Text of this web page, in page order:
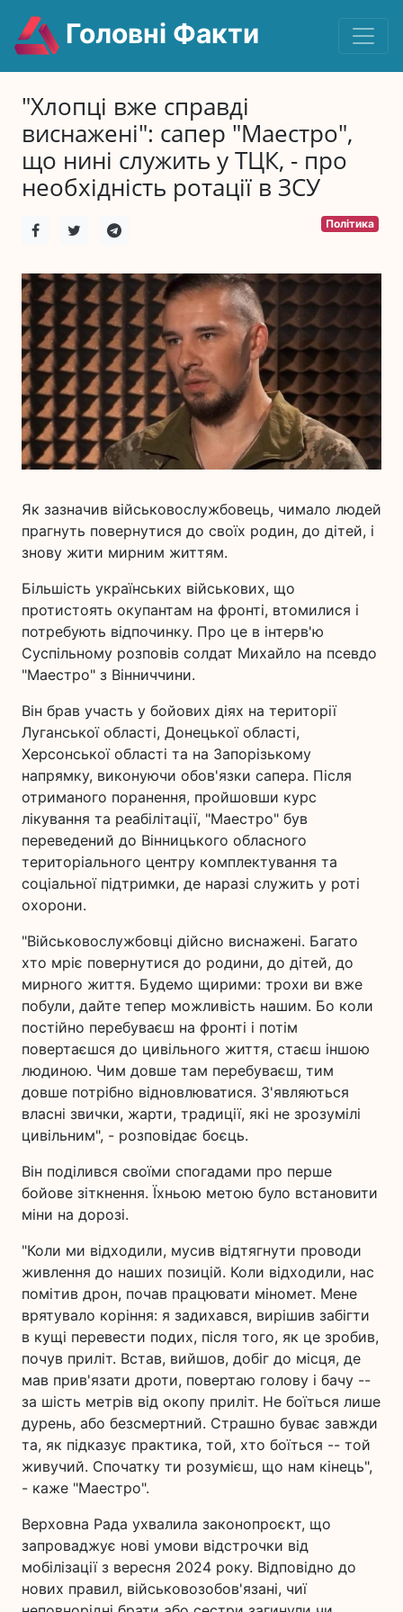
Головні Факти
"Хлопці вже справді
виснажені": сапер "Маестро",
що нині служить у ТЦК, - про
необхідність ротації в ЗСУ
Політика
Як зазначив військовослужбовець, чимало людей
прагнуть повернутися до своїх родин, до дітей, і
знову жити мирним життям.
Більшість українських військових, що
протистоять окупантам на фронті, втомилися і
потребують відпочинку. Про це в інтерв'ю
Суспільному розповів солдат Михайло на псевдо
"Маестро" з Вінниччини.
Він брав участь у бойових діях на території
Луганської області, Донецької області,
Херсонської області та на Запорізькому
напрямку, виконуючи обов'язки сапера. Після
отриманого поранення, пройшовши курс
лікування та реабілітації, "Маестро" був
переведений до Вінницького обласного
територіального центру комплектування та
соціальної підтримки, де наразі служить у роті
охорони.
"Військовослужбовці дійсно виснажені. Багато
хто мріє повернутися до родини, до дітей, до
мирного життя. Будемо щирими: трохи ви вже
побули, дайте тепер можливість нашим. Бо коли
постійно перебуваєш на фронті і потім
повертаєшся до цивільного життя, стаєш іншою
людиною. Чим довше там перебуваєш, тим
довше потрібно відновлюватися. З'являються
власні звички, жарти, традиції, які не зрозумілі
цивільним", - розповідає боєць.
Він поділився своїми спогадами про перше
бойове зіткнення. Їхньою метою було встановити
міни на дорозі.
"Коли ми відходили, мусив відтягнути проводи
живлення до наших позицій. Коли відходили, нас
помітив дрон, почав працювати міномет. Мене
врятувало коріння: я задихався, вирішив забігти
в кущі перевести подих, після того, як це зробив,
почув приліт. Встав, вийшов, добіг до місця, де
мав прив'язати дроти, повертаю голову і бачу --
за шість метрів від окопу приліт. Не боїться лише
дурень, або безсмертний. Страшно буває завжди
та, як підказує практика, той, хто боїться -- той
живучий. Спочатку ти розумієш, що нам кінець",
- каже "Маестро".
Верховна Рада ухвалила законопроєкт, що
запроваджує нові умови відстрочки від
мобілізації з вересня 2024 року. Відповідно до
нових правил, військовозобов'язані, чиї